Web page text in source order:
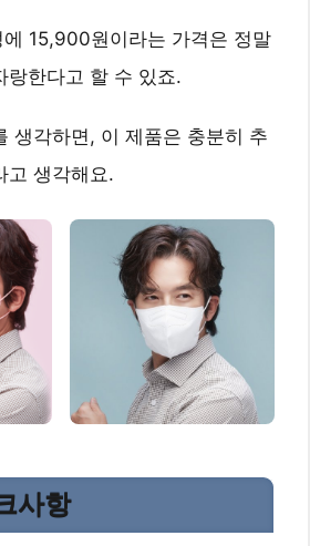
15,900원이라는 가격은 정말
랑한다고 할 수 있죠.
생각하면, 이 제품은 충분히 추
고 생각해요.
사항